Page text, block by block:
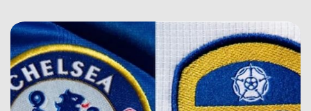
➤ Tương lai Ibrahima Konaté: Liverpool giữ trụ cột
hay Real Madrid có thêm “Galactico” mới?
➤ LW trong bóng đá là gì? Giải mã khái niệm